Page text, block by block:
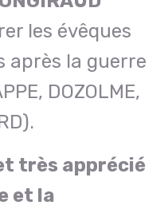
les évêques
après la guerre
DOZOLME,
très apprécié
et la